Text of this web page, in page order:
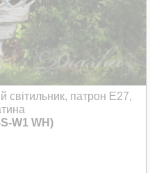
світильник, патрон Е27,
W1 WH)